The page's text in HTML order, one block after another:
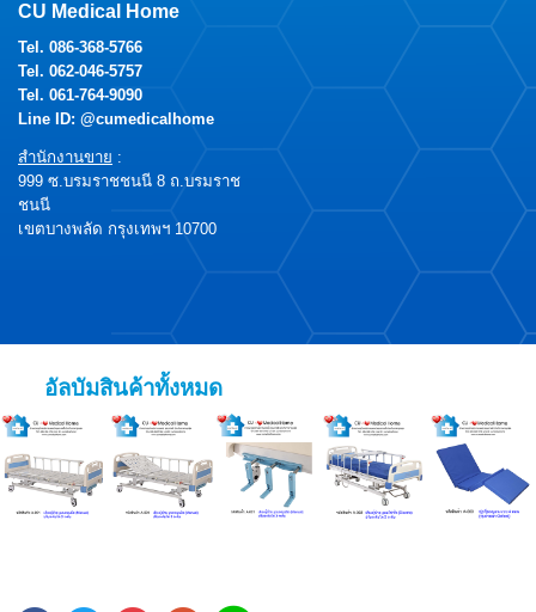
CU Medical Home
Tel. 086-368-5766
Tel. 062-046-5757
Tel. 061-764-9090
Line ID: @cumedicalhome
สำนักงานขาย :
999 ซ.บรมราชชนนี 8 ถ.บรมราช
ชนนี
เขตบางพลัด กรุงเทพฯ 10700
อัลบัมสินค้าทั้งหมด